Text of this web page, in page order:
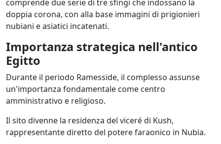
comprende due serie di tre sfingi che indossano la
doppia corona, con alla base immagini di prigionieri
nubiani e asiatici incatenati.
Importanza strategica nell'antico
Egitto
Durante il periodo Ramesside, il complesso assunse
un'importanza fondamentale come centro
amministrativo e religioso.
Il sito divenne la residenza del viceré di Kush,
rappresentante diretto del potere faraonico in Nubia.